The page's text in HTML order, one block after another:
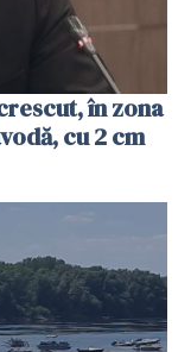
în zona
cu 2 cm